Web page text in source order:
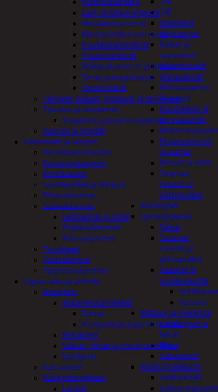
3/8
Adapterit
Kärkisarjat
Räikät ja
vääntimet
Iskumeisselit
Jakoavaimet
Kiintoavaimet
ja -sarjat
Kuusiokolo ja
torx-avaimet
Ruuvimeisselit
ja -sarjat
Nitojat ja niitit
Tuurnat,
meistit ja
piirtopuikot
Käsihöylät
Lyöntityökalut
Taltat
Tuurnat,
meistit ja
piirtopuikot
Vasarat ja
sorkkaraudat
Vasarat
Mittaus ja merkintä
Linjalangat ja
kynät
Mitat
Vatupassit
Pihdit ja leikkurit
Lukkopihdit
Lasi- ja tiiliporanterät
Metalliporanterät
Monitoimikoneen terät
Puukkosahanterät
Puuporanterät
Reikäsahanterät ja istukat
Teräs ja kuppiharjat
Upotusterät
Telineet, tikkaat, työtasot ja tarvikkeet
Työasut ja suojaimet
Suojalasit ja kuulosuojaimet
Vaunut ja pöydät
Valaisimet ja lamput
Aurinkokennovalot
Koristevalaisimet
Koristevalot
Loisteputket ja lamput
Pihavalaisimet
Sisävalaisimet
Lednauhat ja listat
Pöytävalaisimet
Yleisvalaisimet
Tarvikkeet
Taskulamput
Työmaavalaisimet
Vapaa-aika ja urheilu
Askartelu
Askartelutarvikkeet
Tarrat
Värityskirjat paperit ja arkit
Miniatyyri
Sakset, liimat ja muut tarvikkeet
Värikynät
Harrasteet
Käsityötarvikkeet
Langat